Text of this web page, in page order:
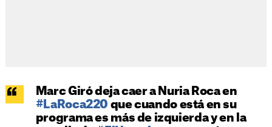
Marc Giró deja caer a Nuria Roca en
#LaRoca220 que cuando está en su
programa es más de izquierda y en la